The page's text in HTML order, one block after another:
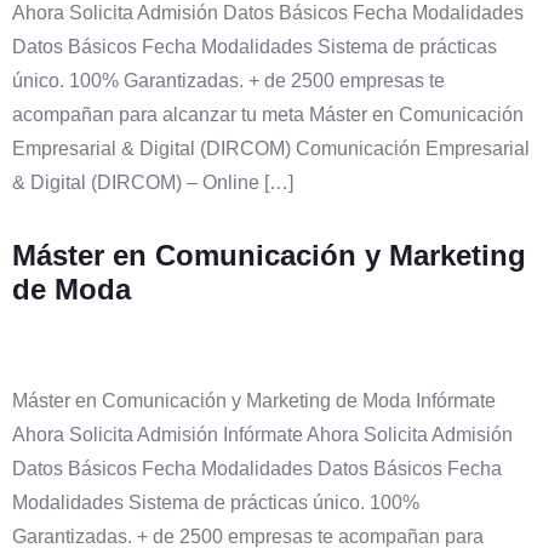
Ahora Solicita Admisión Datos Básicos Fecha Modalidades
Datos Básicos Fecha Modalidades Sistema de prácticas
único. 100% Garantizadas. + de 2500 empresas te
acompañan para alcanzar tu meta Máster en Comunicación
Empresarial & Digital (DIRCOM) Comunicación Empresarial
& Digital (DIRCOM) – Online […]
Máster en Comunicación y Marketing
de Moda
Máster en Comunicación y Marketing de Moda Infórmate
Ahora Solicita Admisión Infórmate Ahora Solicita Admisión
Datos Básicos Fecha Modalidades Datos Básicos Fecha
Modalidades Sistema de prácticas único. 100%
Garantizadas. + de 2500 empresas te acompañan para